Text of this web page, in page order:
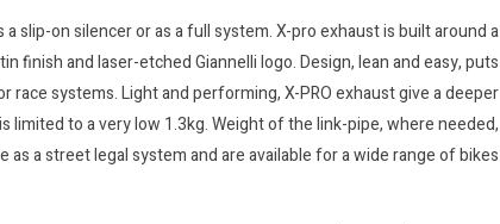
slip-on silencer or as a full system. X-pro exhaust is built around a
finish and laser-etched Giannelli logo. Design, lean and easy, puts
systems. Light and performing, X-PRO exhaust give a deeper
to a very low 1.3kg. Weight of the link-pipe, where needed,
as a street legal system and are available for a wide range of bikes.